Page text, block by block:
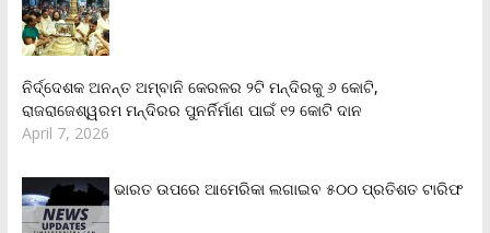
ନିର୍ଦ୍ଦେଶକ ଅନନ୍ତ ଅମ୍ବାନି କେରଳର ୨ଟି ମନ୍ଦିରକୁ ୬ କୋଟି,
ରାଜରାଜେଶ୍ୱରମ ମନ୍ଦିରର ପୁନର୍ନିର୍ମାଣ ପାଇଁ ୧୨ କୋଟି ଦାନ
April 7, 2026
ଭାରତ ଉପରେ ଆମେରିକା ଲଗାଇବ ୫୦୦ ପ୍ରତିଶତ ଟାରିଫ